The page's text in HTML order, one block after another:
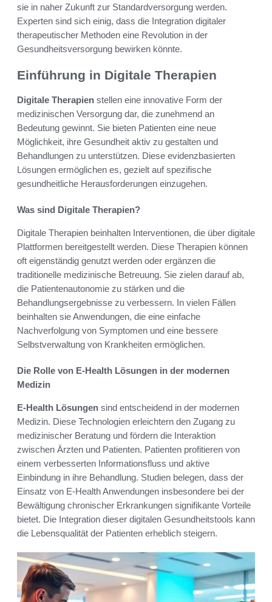
sie in naher Zukunft zur Standardversorgung werden.
Experten sind sich einig, dass die Integration digitaler
therapeutischer Methoden eine Revolution in der
Gesundheitsversorgung bewirken könnte.
Einführung in Digitale Therapien
Digitale Therapien stellen eine innovative Form der
medizinischen Versorgung dar, die zunehmend an
Bedeutung gewinnt. Sie bieten Patienten eine neue
Möglichkeit, ihre Gesundheit aktiv zu gestalten und
Behandlungen zu unterstützen. Diese evidenzbasierten
Lösungen ermöglichen es, gezielt auf spezifische
gesundheitliche Herausforderungen einzugehen.
Was sind Digitale Therapien?
Digitale Therapien beinhalten Interventionen, die über digitale
Plattformen bereitgestellt werden. Diese Therapien können
oft eigenständig genutzt werden oder ergänzen die
traditionelle medizinische Betreuung. Sie zielen darauf ab,
die Patientenautonomie zu stärken und die
Behandlungsergebnisse zu verbessern. In vielen Fällen
beinhalten sie Anwendungen, die eine einfache
Nachverfolgung von Symptomen und eine bessere
Selbstverwaltung von Krankheiten ermöglichen.
Die Rolle von E-Health Lösungen in der modernen
Medizin
E-Health Lösungen sind entscheidend in der modernen
Medizin. Diese Technologien erleichtern den Zugang zu
medizinischer Beratung und fördern die Interaktion
zwischen Ärzten und Patienten. Patienten profitieren von
einem verbesserten Informationsfluss und aktive
Einbindung in ihre Behandlung. Studien belegen, dass der
Einsatz von E-Health Anwendungen insbesondere bei der
Bewältigung chronischer Erkrankungen signifikante Vorteile
bietet. Die Integration dieser digitalen Gesundheitstools kann
die Lebensqualität der Patienten erheblich steigern.